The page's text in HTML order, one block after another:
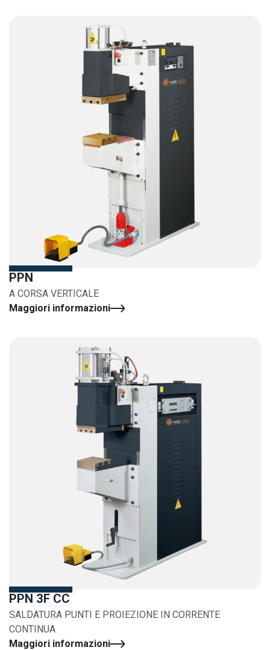
PPN
A CORSA VERTICALE
Maggiori informazioni
PPN 3F CC
SALDATURA PUNTI E PROIEZIONE IN CORRENTE
CONTINUA
Maggiori informazioni